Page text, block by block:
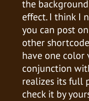
the
effect. I think I
you can post
other
have one color
conjunction
realizes its full
check it by